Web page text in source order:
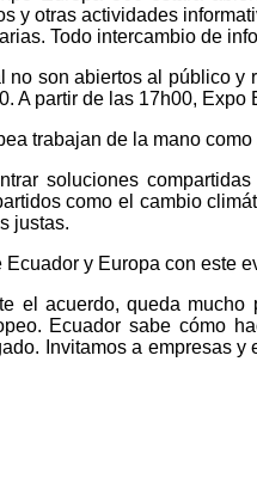
y otras actividades
Todo intercambio de
no son abiertos al público
A partir de las 17h00,
trabajan de la mano
soluciones
como el cambio
justas.
y Europa con este
el acuerdo, queda
Ecuador sabe cómo
Invitamos a empresas